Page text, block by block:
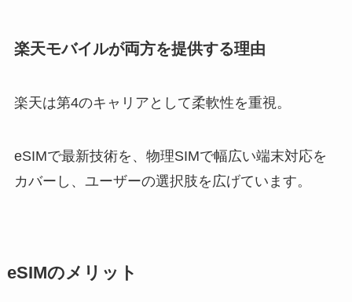
楽天モバイルが両方を提供する理由
楽天は第4のキャリアとして柔軟性を重視。
eSIMで最新技術を、物理SIMで幅広い端末対応を
カバーし、ユーザーの選択肢を広げています。
eSIMのメリット